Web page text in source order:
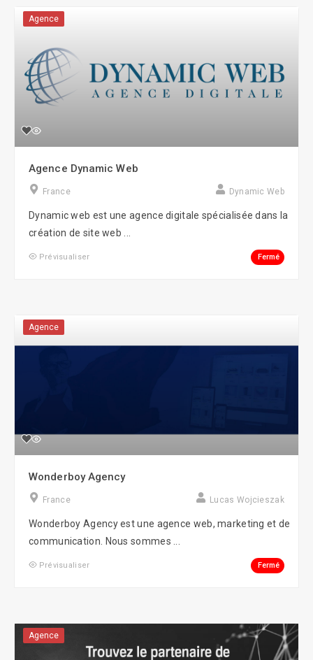
Agence
Agence Dynamic Web
France Dynamic Web
Dynamic web est une agence digitale spécialisée dans la
création de site web ...
Prévisualiser Fermé
Agence
Wonderboy Agency
France Lucas Wojcieszak
Wonderboy Agency est une agence web, marketing et de
communication. Nous sommes ...
Prévisualiser Fermé
Agence